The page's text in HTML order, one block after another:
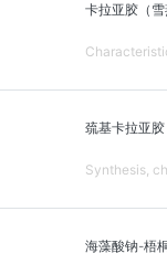
卡拉亚胶（
巯基卡拉亚
Synthesis,
海藻酸钠-梧